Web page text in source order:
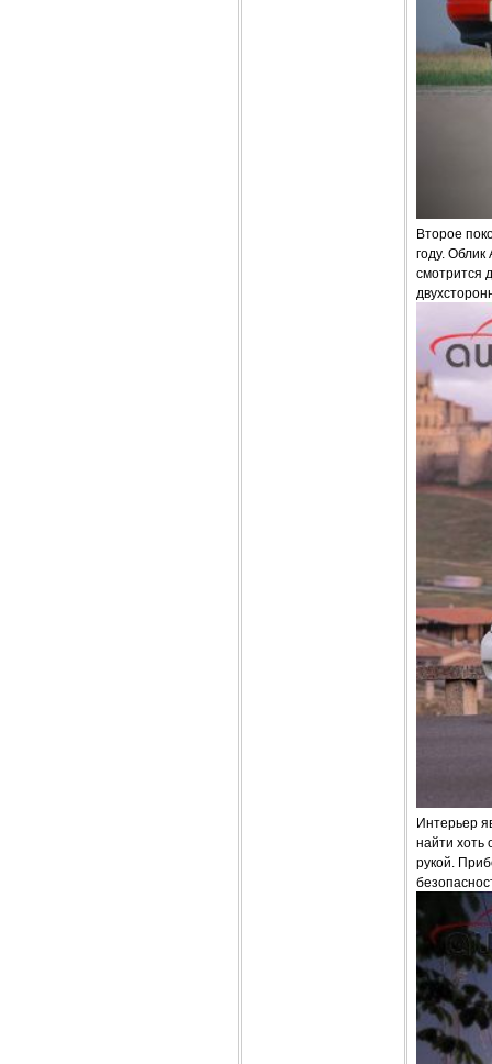
Второе
году.
смотрится
Интерьер
найти хоть
рукой.